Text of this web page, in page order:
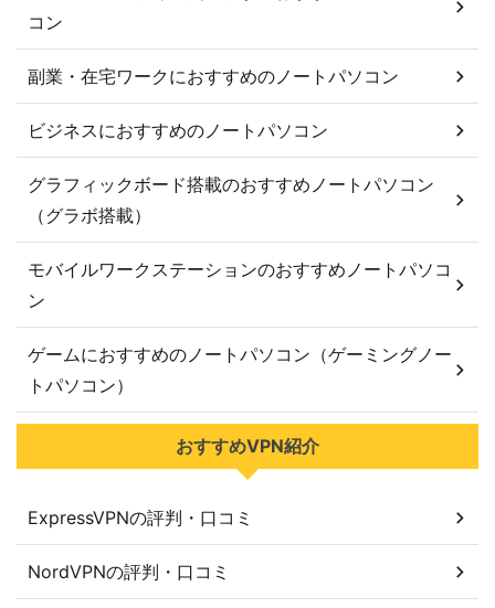
コン
副業・在宅ワークにおすすめのノートパソコン
ビジネスにおすすめのノートパソコン
グラフィックボード搭載のおすすめノートパソコン
（グラボ搭載）
モバイルワークステーションのおすすめノートパソコ
ン
ゲームにおすすめのノートパソコン（ゲーミングノー
トパソコン）
おすすめVPN紹介
ExpressVPNの評判・口コミ
NordVPNの評判・口コミ